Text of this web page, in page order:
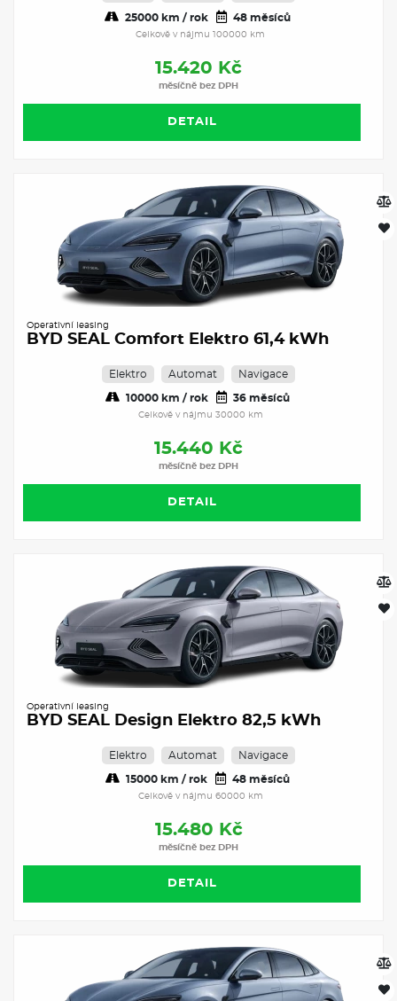
25000 km / rok 48 měsíců
Celkově v nájmu 100000 km
15.420 Kč
měsíčně bez DPH
DETAIL
Operativní leasing
BYD SEAL Comfort Elektro 61,4 kWh
Elektro Automat Navigace
10000 km / rok 36 měsíců
Celkově v nájmu 30000 km
15.440 Kč
měsíčně bez DPH
DETAIL
Operativní leasing
BYD SEAL Design Elektro 82,5 kWh
Elektro Automat Navigace
15000 km / rok 48 měsíců
Celkově v nájmu 60000 km
15.480 Kč
měsíčně bez DPH
DETAIL